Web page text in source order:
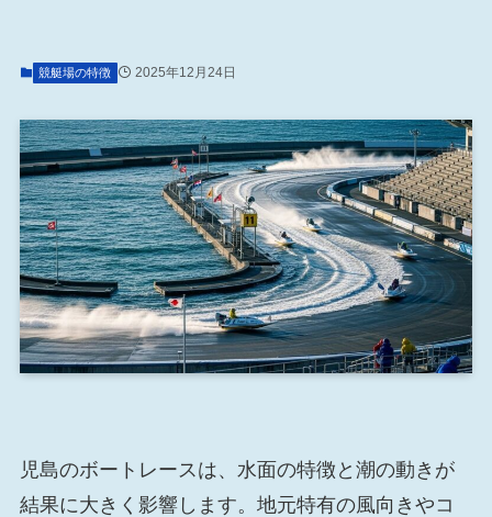
競艇場の特徴 2025年12月24日
児島のボートレースは、水面の特徴と潮の動きが
結果に大きく影響します。地元特有の風向きやコ